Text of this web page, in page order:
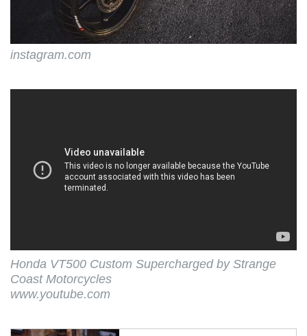
instagram.com
Honda VT500 Custom Supercharged by Strange
Coast Motorcycles
www.youtube.com